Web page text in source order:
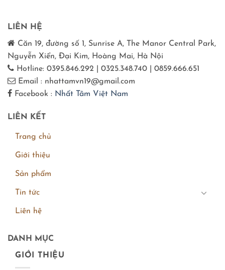
LIÊN HỆ
Căn 19, đường số 1, Sunrise A, The Manor Central Park,
Nguyễn Xiển, Đại Kim, Hoàng Mai, Hà Nội
Hotline: 0395.846.292 | 0325.348.740 | 0859.666.651
Email : nhattamvn19@gmail.com
Facebook : Nhất Tâm Việt Nam
LIÊN KẾT
Trang chủ
Giới thiệu
Sản phẩm
Tin tức
Liên hệ
DANH MỤC
GIỚI THIỆU